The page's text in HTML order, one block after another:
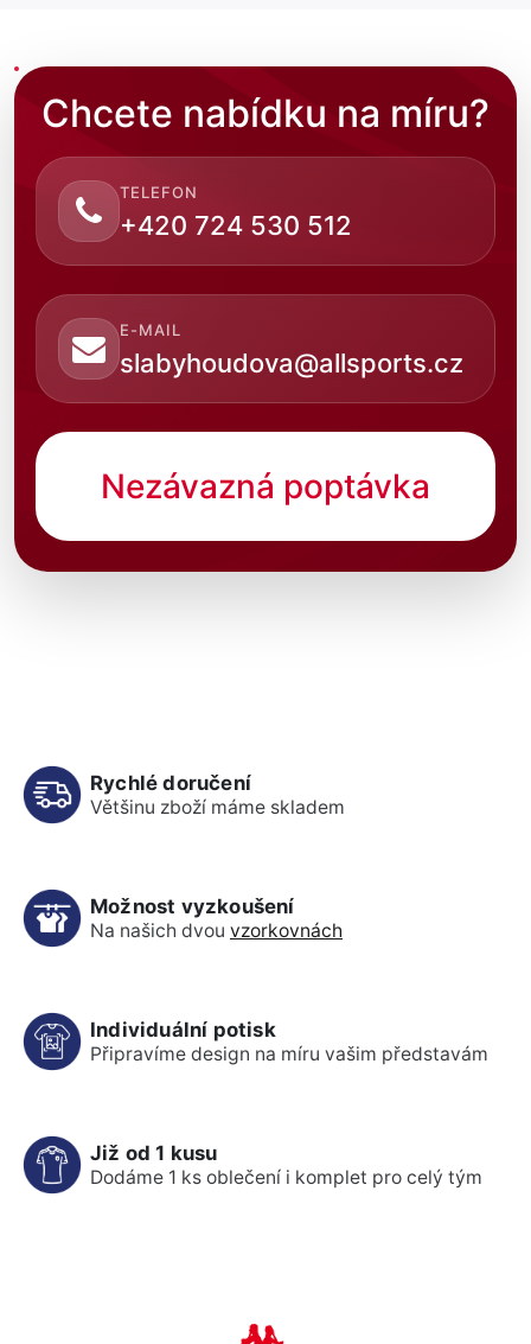
Chcete nabídku na míru?
TELEFON
+420 724 530 512
E-MAIL
slabyhoudova@allsports.cz
Nezávazná poptávka
Rychlé doručení
Většinu zboží máme skladem
Možnost vyzkoušení
Na našich dvou vzorkovnách
Individuální potisk
Připravíme design na míru vašim představám
Již od 1 kusu
Dodáme 1 ks oblečení i komplet pro celý tým